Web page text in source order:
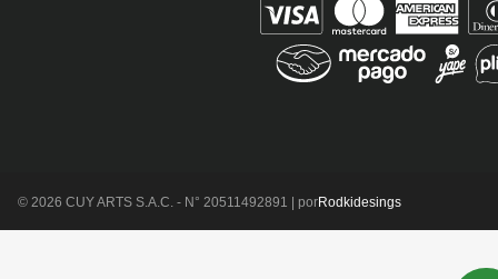
© 2026 CUY ARTS S.A.C. - N° 20511492891 | porRodkidesings